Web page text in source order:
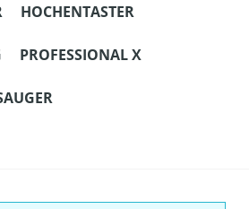
HOCHENTASTER
PROFESSIONAL X